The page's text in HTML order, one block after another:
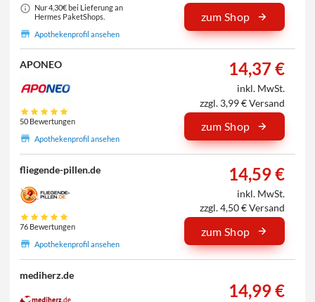
Nur 4,30€ bei Lieferung an
Hermes PaketShops.
Apothekenprofil ansehen
zum Shop
APONEO
50 Bewertungen
Apothekenprofil ansehen
14,37 €
inkl. MwSt.
zzgl. 3,99 € Versand
zum Shop
fliegende-pillen.de
76 Bewertungen
Apothekenprofil ansehen
14,59 €
inkl. MwSt.
zzgl. 4,50 € Versand
zum Shop
mediherz.de
14,99 €